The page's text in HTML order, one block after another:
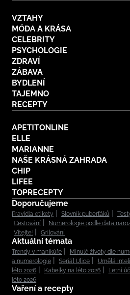
VZTAHY
MÓDA A KRÁSA
CELEBRITY
PSYCHOLOGIE
ZDRAVÍ
ZÁBAVA
BYDLENÍ
TAJEMNO
RECEPTY
APETITONLINE
ELLE
MARIANNE
NAŠE KRÁSNÁ ZAHRADA
CHIP
LIFEE
TOPRECEPTY
Doporučujeme
Pravidla etikety Slovník puberťáků
Cestování
Numerologie podle data
Vítejte!
Grilování
Aktuální témata
Trendy v manikúře Minulé životy dle
a numerologie
Seriál Ulice Umělá
léto 2026
Kabelky na léto 2026 Letní
léto 2026
Vaření a recepty